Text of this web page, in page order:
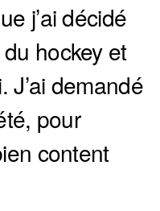
j’ai décidé
hockey et
J’ai demandé
pour
content